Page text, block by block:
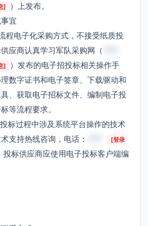
]
）上发布。
宜
程电子化采购方式，不接受纸质投
应商认真学习军队采购网（
]
）发布的电子招投标相关操作手
数字证书和电子签章、下载驱动和
、获取电子招标文件、编制电子投
等流程要求。
标过程中涉及系统平台操作的技术
支持热线咨询，电话：
[登录
投标供应商应使用电子投标客户端编